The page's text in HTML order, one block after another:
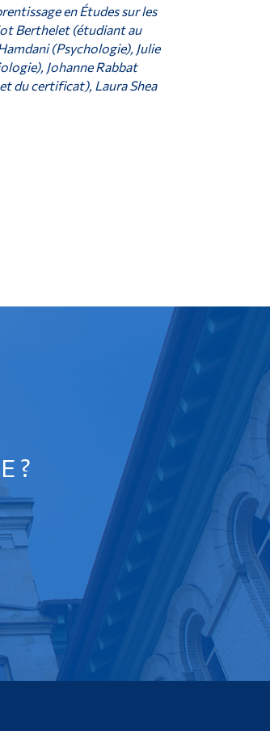
en Études sur les
Berthelet (étudiant au
(Psychologie), Julie
Johanne Rabbat
du certificat), Laura Shea
?